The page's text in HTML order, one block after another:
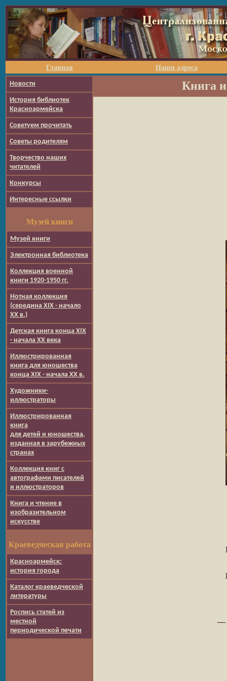
Главная Наши адреса
Новости
История библиотек
Красноармейска
Советуем прочитать
Советы родителям
Творчество наших
читателей
Конкурсы
Интересные ссылки
Музей книги
Музей книги
Электронная библиотека
Коллекция военной
книги 1920-1950 гг.
Нотная коллекция
(середина XIX - начало
XX в.)
Детская книга конца XIX
- начала XX века
Иллюстрированная
книга для юношества
конца XIX - начала XX в.
Художники-
иллюстраторы
Иллюстрированная
книга
для детей и юношества,
изданная в зарубежных
странах
Коллекция книг с
автографами писателей
и иллюстраторов
Книга и чтение в
изобразительном
искусстве
Краеведческая работа
Красноармейск:
история города
Каталог краеведческой
литературы
Роспись статей из
местной
периодической печати
Книга и
—